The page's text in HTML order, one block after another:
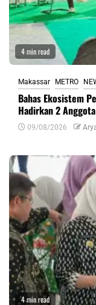
4 min read
Makassar METRO
Bahas Ekosistem
Hadirkan 2
09/08/2026
4 min read